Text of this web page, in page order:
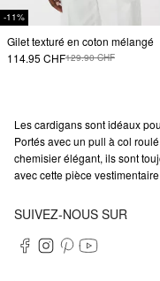
-11%
Gilet texturé en coton mélangé
114.95 CHF129.90 CHF
Les cardigans sont idéaux
Portés avec un pull à col
chemisier élégant, ils sont
avec cette pièce
SUIVEZ-NOUS SUR